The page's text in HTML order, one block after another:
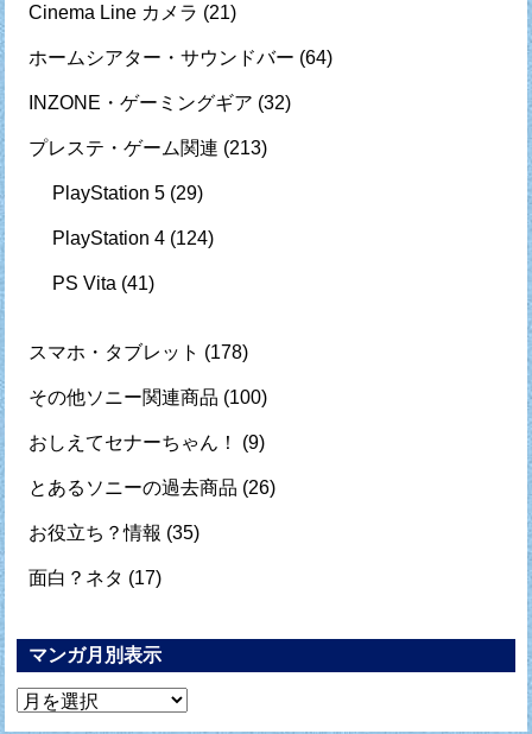
Cinema Line カメラ (21)
ホームシアター・サウンドバー (64)
INZONE・ゲーミングギア (32)
プレステ・ゲーム関連 (213)
PlayStation 5 (29)
PlayStation 4 (124)
PS Vita (41)
スマホ・タブレット (178)
その他ソニー関連商品 (100)
おしえてセナーちゃん！ (9)
とあるソニーの過去商品 (26)
お役立ち？情報 (35)
面白？ネタ (17)
マンガ月別表示
マ